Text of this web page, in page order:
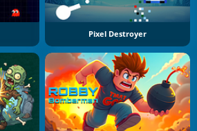
Pixel Destroyer